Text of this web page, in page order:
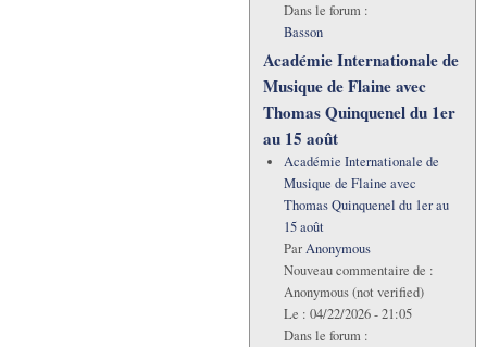
Dans le forum :
Basson
Académie Internationale de
Musique de Flaine avec
Thomas Quinquenel du 1er
au 15 août
Académie Internationale de
Musique de Flaine avec
Thomas Quinquenel du 1er au
15 août
ParAnonymous
Nouveau commentaire de :
Anonymous (not verified)
Le : 04/22/2026 - 21:05
Dans le forum :